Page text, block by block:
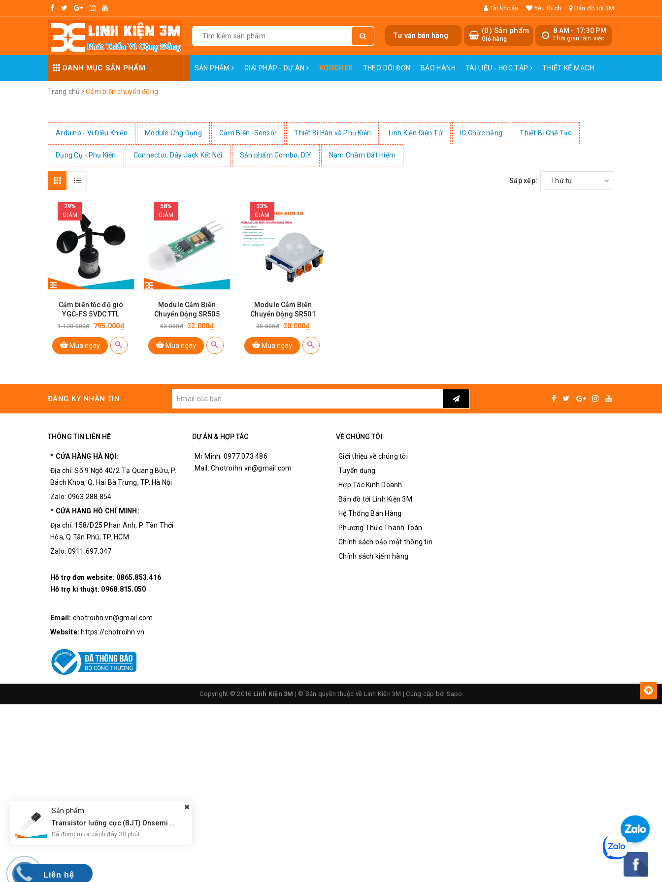
Tài khoản Yêu thích Bản đồ tới 3M
8 AM - 17:30 PM
Thời gian làm việc
(0) Sản phẩm
Giỏ hàng
Tư vấn bán hàng
DANH MỤC SẢN PHẨM SẢN PHẨM GIẢI PHÁP - DỰ ÁN VOUCHER THEO DÕI ĐƠN BẢO HÀNH TÀI LIỆU - HỌC TẬP THIẾT KẾ MẠCH
Trang chủ Cảm biến chuyển động
Arduino - Vi Điều Khiển Module Ứng Dụng Cảm Biến -Sensor Thiết Bị Hàn và Phụ Kiện Linh Kiện Điện Tử IC Chức năng Thiết Bị Chế Tạo
Dụng Cụ - Phụ Kiện Connector, Dây Jack Kết Nối Sản phẩm Combo, DIY Nam Châm Đất Hiếm
Sắp xếp: Thứ tự
29%
GIẢM
Cảm biến tốc độ gió
YGC-FS 5VDC TTL
1.120.000₫ 795.000₫
Mua ngay
58%
GIẢM
Module Cảm Biến
Chuyển Động SR505
53.000₫ 22.000₫
Mua ngay
33%
GIẢM
Module Cảm Biến
Chuyển Động SR501
30.000₫ 20.000₫
Mua ngay
ĐĂNG KÝ NHẬN TIN
THÔNG TIN LIÊN HỆ
* CỬA HÀNG HÀ NỘI:
Địa chỉ: Số 9 Ngõ 40/2 Tạ Quang Bửu, P.
Bách Khoa, Q. Hai Bà Trưng, TP. Hà Nội
Zalo: 0963.288.854
* CỬA HÀNG HỒ CHÍ MINH:
Địa chỉ: 158/D25 Phan Anh, P. Tân Thới
Hòa, Q.Tân Phú, TP. HCM
Zalo: 0911.697.347
Hỗ trợ đơn website: 0865.853.416
Hỗ trợ kĩ thuật: 0968.815.050
Email: chotroihn.vn@gmail.com
Website: https://chotroihn.vn
DỰ ÁN & HỢP TÁC
Mr Minh: 0977 073 486
Mail: Chotroihn.vn@gmail.com
VỀ CHÚNG TÔI
Giới thiệu về chúng tôi
Tuyển dụng
Hợp Tác Kinh Doanh
Bản đồ tới Linh Kiện 3M
Hệ Thống Bán Hàng
Phương Thức Thanh Toán
Chính sách bảo mật thông tin
Chính sách kiểm hàng
Copyright © 2016 Linh Kiện 3M | © Bản quyền thuộc về Linh Kiện 3M | Cung cấp bởi Sapo
Sản phẩm
Transistor lưỡng cực (BJT) Onsemi BC547CBU NPN
Đã được mua cách đây 30 phút
Liên hệ